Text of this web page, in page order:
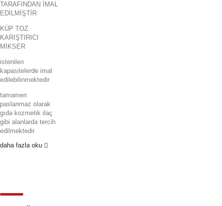
TARAFINDAN İMAL
EDİLMİŞTİR
KÜP TOZ
KARIŞTIRICI
MİKSER
istenilen
kapasitelerde imal
edilebilinmektedir
tamamen
paslanmaz olarak
gıda kozmetik ilaç
gibi alanlarda tercih
edilmektedir
daha fazla oku